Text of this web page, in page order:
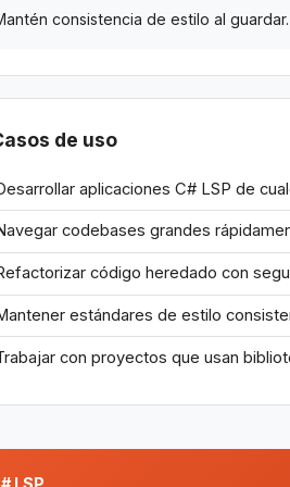
consistencia de estilo al guardar.
de uso
aplicaciones C# LSP de
codebases grandes
código heredado con
estándares de estilo
con proyectos que usan
LSP